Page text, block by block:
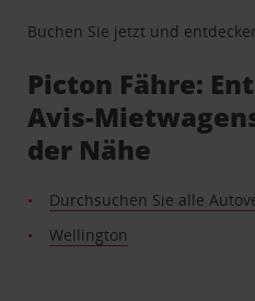
Buchen Sie jetzt und
Picton Fähre:
Avis-
der Nähe
Durchsuchen Sie alle
Wellington